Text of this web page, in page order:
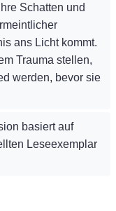
Schatten und
ans Licht kommt.
Trauma stellen,
werden, bevor sie
basiert auf
Leseexemplar